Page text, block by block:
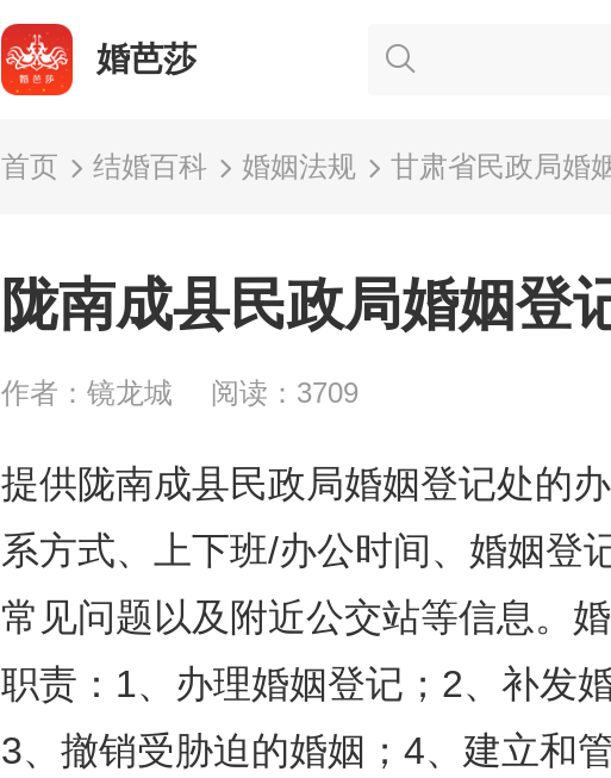
婚芭莎
首页 结婚百科 婚姻法规 甘肃省民政局婚
陇南成县民政局婚姻登
作者：镜龙城 阅读：3709
提供陇南成县民政局婚姻登记处的
系方式、上下班/办公时间、婚姻登
常见问题以及附近公交站等信息。
职责：1、办理婚姻登记；2、补发
3、撤销受胁迫的婚姻；4、建立和